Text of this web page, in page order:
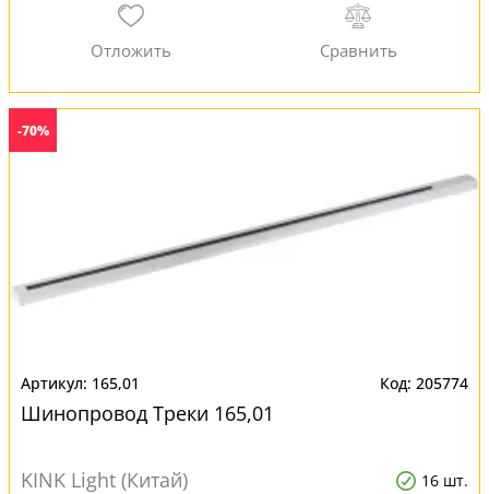
-70%
165,01 205774
Шинопровод Треки 165,01
KINK Light (Китай) 16 шт.